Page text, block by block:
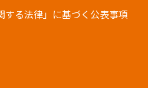
する法律」に基づく公表事項